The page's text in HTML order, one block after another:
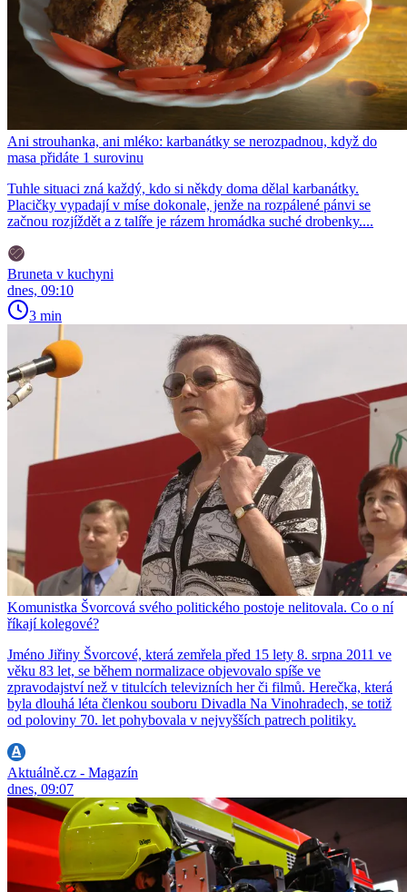
Ani strouhanka, ani mléko: karbanátky se nerozpadnou, když do
masa přidáte 1 surovinu
Tuhle situaci zná každý, kdo si někdy doma dělal karbanátky.
Placičky vypadají v míse dokonale, jenže na rozpálené pánvi se
začnou rozjíždět a z talíře je rázem hromádka suché drobenky....
Bruneta v kuchyni
dnes, 09:10
3 min
Komunistka Švorcová svého politického postoje nelitovala. Co o ní
říkají kolegové?
Jméno Jiřiny Švorcové, která zemřela před 15 lety 8. srpna 2011 ve
věku 83 let, se během normalizace objevovalo spíše ve
zpravodajství než v titulcích televizních her či filmů. Herečka, která
byla dlouhá léta členkou souboru Divadla Na Vinohradech, se totiž
od poloviny 70. let pohybovala v nejvyšších patrech politiky.
Aktuálně.cz - Magazín
dnes, 09:07